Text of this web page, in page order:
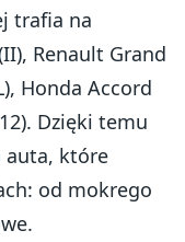
trafia na
Renault Grand
Honda Accord
Dzięki temu
auta, które
od mokrego